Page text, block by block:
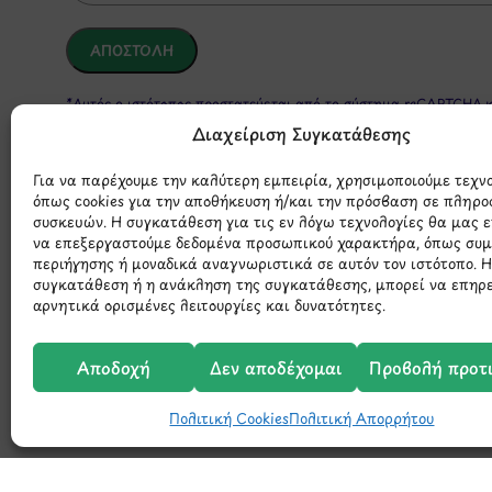
Διαχείριση Συγκατάθεσης
Για να παρέχουμε την καλύτερη εμπειρία, χρησιμοποιούμε
όπως cookies για την αποθήκευση ή/και την πρόσβαση σε
συσκευών. Η συγκατάθεση για τις εν λόγω τεχνολογίες θα μας
να επεξεργαστούμε δεδομένα προσωπικού χαρακτήρα, όπως
περιήγησης ή μοναδικά αναγνωριστικά σε αυτόν τον ιστότοπο.
συγκατάθεση ή η ανάκληση της συγκατάθεσης, μπορεί να
αρνητικά ορισμένες λειτουργίες και δυνατότητες.
Αποδοχή Δεν αποδέχομαι Προβολή
Πολιτική CookiesΠολιτική Απορρήτου
*Αυτός ο ιστότοπος προστατεύεται από το σύστημα reCAPTCHA
Μάθετε